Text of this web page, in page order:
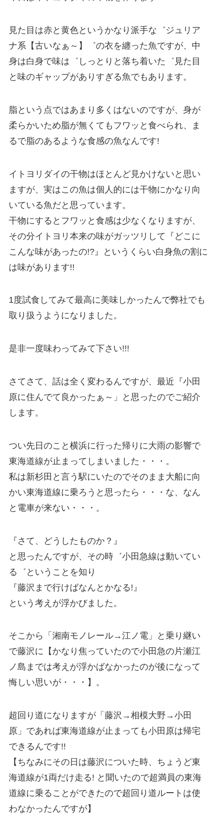
見た目は赤と黄色というかなり派手な゛ジュリア
ナ系【古いなぁ～】゛の衣を纏った魚ですが、中
身は白身で味は゛しっとりと落ち着いた゛見た目
と味のギャップがありすぎる魚でもあります。
脂という点ではあまり多くはないのですが、身が
柔らかいため脂が無くてもフワッと食べられ、ま
るで脂のあるような食感の魚なんです!
イトヨリダイの干物はほとんど見かけないと思い
ますが、実はこの魚は個人的には干物にかなり向
いている魚だと思っています。
干物にするとフワッと食感は少なくなりますが、
その分イトヨリ本来の味がガッツリして『どこに
こんな味があったの!?』というくらい白身魚の割に
は味があります!!
1度試食してみて最高に美味しかったんで弊社でも
取り扱うようになりました。
是非一度味わってみて下さい!!!
さてさて、話は全く変わるんですが、最近『小田
原に住んでて良かったぁ～」と思ったのでご紹介
します。
つい先日のこと横浜に行った帰りに大雨の影響で
東海道線が止まってしまいました・・・。
私は新杉田と言う駅にいたのでそのまま大船に向
かい東海道線に乗ろうと思ったら・・・な、なん
と電車が来ない・・・。
『さて、どうしたものか？』
と思ったんですが、その時゛小田急線は動いてい
る゛ということを知り
『藤沢まで行けばなんとかなる!』
という考えが浮かびました。
そこから「湘南モノレール→江ノ電」と乗り継い
で藤沢に【かなり焦っていたので小田急の片瀬江
ノ島までは考えが浮かばなかったのが後になって
悔しい思いが・・・】。
超回り道になりますが「藤沢→相模大野→小田
原」であれば東海道線が止まっても小田原は帰宅
できるんです!!
【ちなみにその日は藤沢についた時、ちょうど東
海道線が1両だけ走る! と聞いたので超満員の東海
道線に乗ることができたので超回り道ルートは使
わなかったんですが】